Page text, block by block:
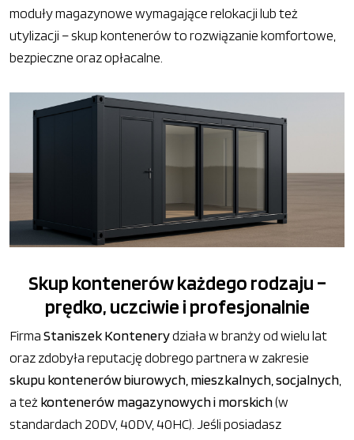
moduły magazynowe wymagające relokacji lub też
utylizacji – skup kontenerów to rozwiązanie komfortowe,
bezpieczne oraz opłacalne.
Skup kontenerów każdego rodzaju –
prędko, uczciwie i profesjonalnie
FirmaStaniszek Kontenerydziała w branży od wielu lat
oraz zdobyła reputację dobrego partnera w zakresie
skupu kontenerów biurowych, mieszkalnych, socjalnych
a też kontenerów magazynowych i morskich(w
standardach 20DV, 40DV, 40HC). Jeśli posiadasz